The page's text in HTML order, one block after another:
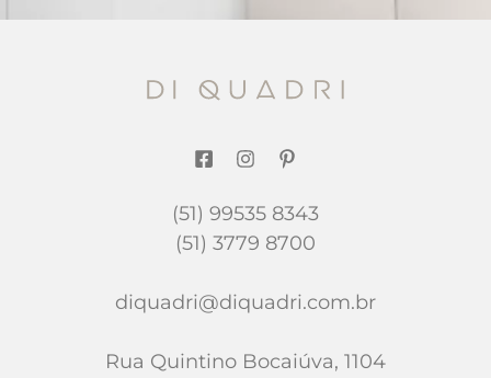
(51) 99535 8343
(51) 3779 8700
diquadri@diquadri.com.br
Rua Quintino Bocaiúva, 1104